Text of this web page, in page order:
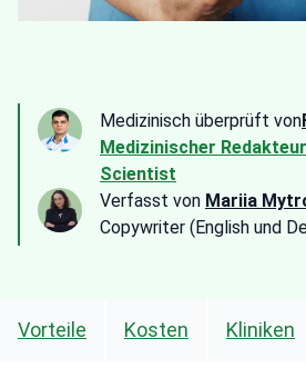
Medizinisch überprüft von
Medizinischer
Scientist
Verfasst von Mariia
Copywriter (English und
Vorteile Kosten Kliniken